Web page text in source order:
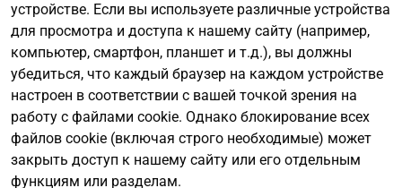
устройстве. Если вы используете различные устройства
для просмотра и доступа к нашему сайту (например,
компьютер, смартфон, планшет и т.д.), вы должны
убедиться, что каждый браузер на каждом устройстве
настроен в соответствии с вашей точкой зрения на
работу с файлами cookie. Однако блокирование всех
файлов cookie (включая строго необходимые) может
закрыть доступ к нашему сайту или его отдельным
функциям или разделам.